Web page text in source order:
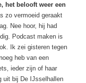
het belooft weer een
zo vermoeid geraakt
Nee hoor, hij had
Podcast maken is
Ik zei gisteren tegen
heb van een
ieder zijn of haar
uitbij De IJsselhallen